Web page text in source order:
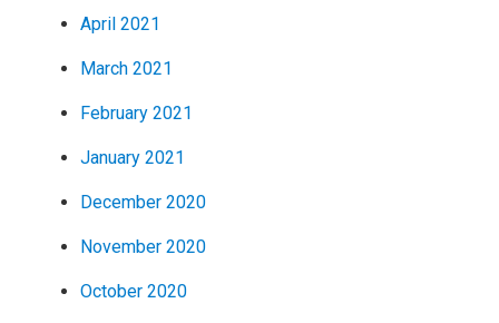
April 2021
March 2021
February 2021
January 2021
December 2020
November 2020
October 2020